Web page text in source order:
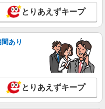
グループホームなど様々な勤
。〜1650円（資格・経験によ
〜1850円（資格・経験によ
日
対応も可能です。詳しくは面談
い。 ◆交通費：別途全額支給 ※
】 ◆京成千葉
◆京成千葉線「京成幕張本郷
」 ★その他、近隣に
詳細を見る
第1営業部
とりあえずキープ
あり
とりあえずキープ